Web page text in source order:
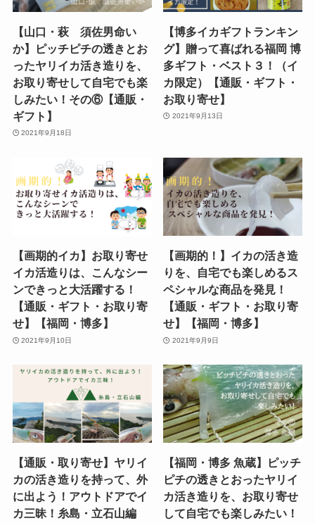
【山口・萩 須佐男命い
か】ピッチピチの透きとお
ったヤリイカ活き造りを、
お取り寄せして自宅でも楽
しみたい！その⑥【通販・
ギフト】
2021年9月18日
【博多イカギフトランキン
グ】贈って喜ばれる福岡 博
多ギフト・ベスト３！（イ
カ限定）【通販・ギフト・
お取り寄せ】
2021年9月13日
【画期的イカ】お取り寄せ
イカ活造りは、こんなシー
ンできっと大活躍する！
【通販・ギフト・お取り寄
せ】【福岡・博多】
2021年9月10日
【画期的！】イカの活き造
りを、自宅でも楽しめるス
ペシャルな商品を発見！
【通販・ギフト・お取り寄
せ】【福岡・博多】
2021年9月9日
【通販・取り寄せ】ヤリイ
カの活き造りを持って、外
に出よう！アウトドアでイ
カ三昧！糸島・立石山編
【福岡・博多 魚蔵】ピッチ
ピチの透きとおったヤリイ
カ活き造りを、お取り寄せ
して自宅でも楽しみたい！